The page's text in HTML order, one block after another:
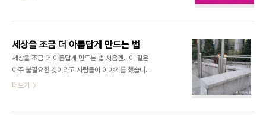
쓰여진 주민등록증 예제가 최근 발표되었고, 많은 언
http://www.lgtelecom.com/jsp/lgt/company/advertise/ci02.jsp
이는 최근 OZ에 올인하는 LG텔레콤의 모습을 잘 나
타낸 변화라고 할 수 있다. 사실, 아직까지 OZ 인터
넷 서비스만큼 파격적인 가격에 무제한 용량을 주는
곳은 없다. 아직까진 아주 만족하면서 사용하고 있다.
오즈 마크 왼쪽에 "점"들이 보이는데, 마치 점자처럼
세상을 조금 더 아름답게 만드는 법
세상을 조금 더 아름답게 만드는 법 처음엔.. 이 길은
아주 불필요한 것이라고 사람들이 이야기를 했습니
다. 왜 법으로 정해서 이런 낭비를 하냐고 했습니다.
더보기